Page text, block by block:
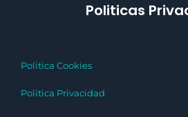
Politicas
Politica Cookies
Politica Privacidad